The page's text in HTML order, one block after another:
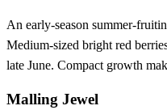
An early-season summer-
Medium-sized bright red
late June. Compact growth
Malling Jewel